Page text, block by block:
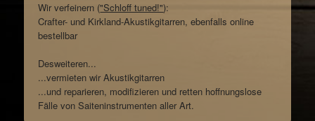
Wir verfeinern ("Schloff tuned!"):
Crafter- und Kirkland-Akustikgitarren, ebenfalls online
bestellbar
Desweiteren...
...vermieten wir Akustikgitarren
...und reparieren, modifizieren und retten hoffnungslose
Fälle von Saiteninstrumenten aller Art.